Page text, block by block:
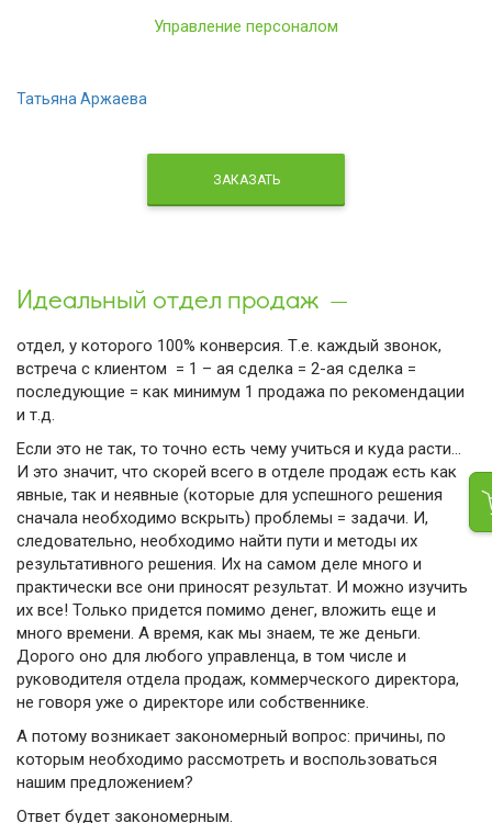
Управление персоналом
Татьяна Аржаева
ЗАКАЗАТЬ
Идеальный отдел продаж —
отдел, у которого 100% конверсия. Т.е. каждый звонок,
встреча с клиентом = 1 – ая сделка = 2-ая сделка =
последующие = как минимум 1 продажа по рекомендации
и т.д.
Если это не так, то точно есть чему учиться и куда расти…
И это значит, что скорей всего в отделе продаж есть как
явные, так и неявные (которые для успешного решения
сначала необходимо вскрыть) проблемы = задачи. И,
следовательно, необходимо найти пути и методы их
результативного решения. Их на самом деле много и
практически все они приносят результат. И можно изучить
их все! Только придется помимо денег, вложить еще и
много времени. А время, как мы знаем, те же деньги.
Дорого оно для любого управленца, в том числе и
руководителя отдела продаж, коммерческого директора,
не говоря уже о директоре или собственнике.
А потому возникает закономерный вопрос: причины, по
которым необходимо рассмотреть и воспользоваться
нашим предложением?
Ответ будет закономерным.